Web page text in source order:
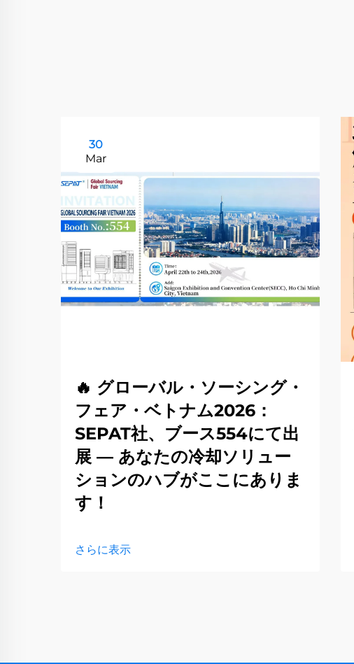
30
Mar
🔥 グローバル・ソーシング・
フェア・ベトナム2026：
SEPAT社、ブース554にて出
展 — あなたの冷却ソリュー
ションのハブがここにありま
す！
さらに表示